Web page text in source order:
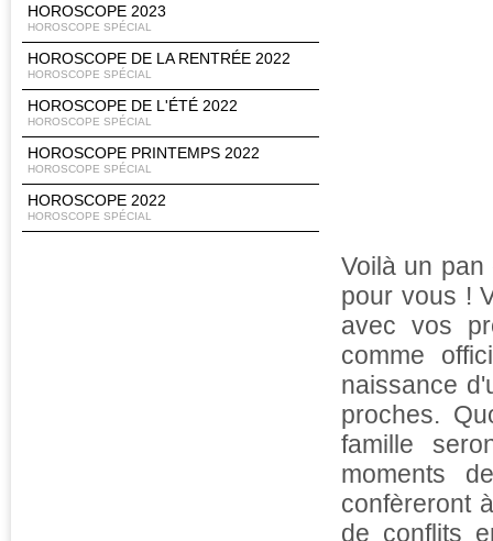
HOROSCOPE 2023
HOROSCOPE SPÉCIAL
HOROSCOPE DE LA RENTRÉE 2022
HOROSCOPE SPÉCIAL
HOROSCOPE DE L'ÉTÉ 2022
HOROSCOPE SPÉCIAL
HOROSCOPE PRINTEMPS 2022
HOROSCOPE SPÉCIAL
HOROSCOPE 2022
HOROSCOPE SPÉCIAL
Voilà un
pour vous !
avec vos
comme
naissance
proches.
famille
moments
confèreront
de conflits